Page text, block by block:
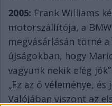
2005: Frank Williams
motorszállítója, a
megvásárlásán törné
újságokban, hogy
vagyunk nekik elég
„Ez az ő véleménye,
Valójában viszont az